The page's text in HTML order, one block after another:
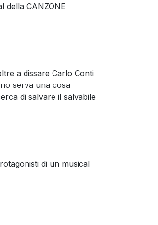
della CANZONE
a dissare Carlo Conti
serva una cosa
di salvare il salvabile
di un musical